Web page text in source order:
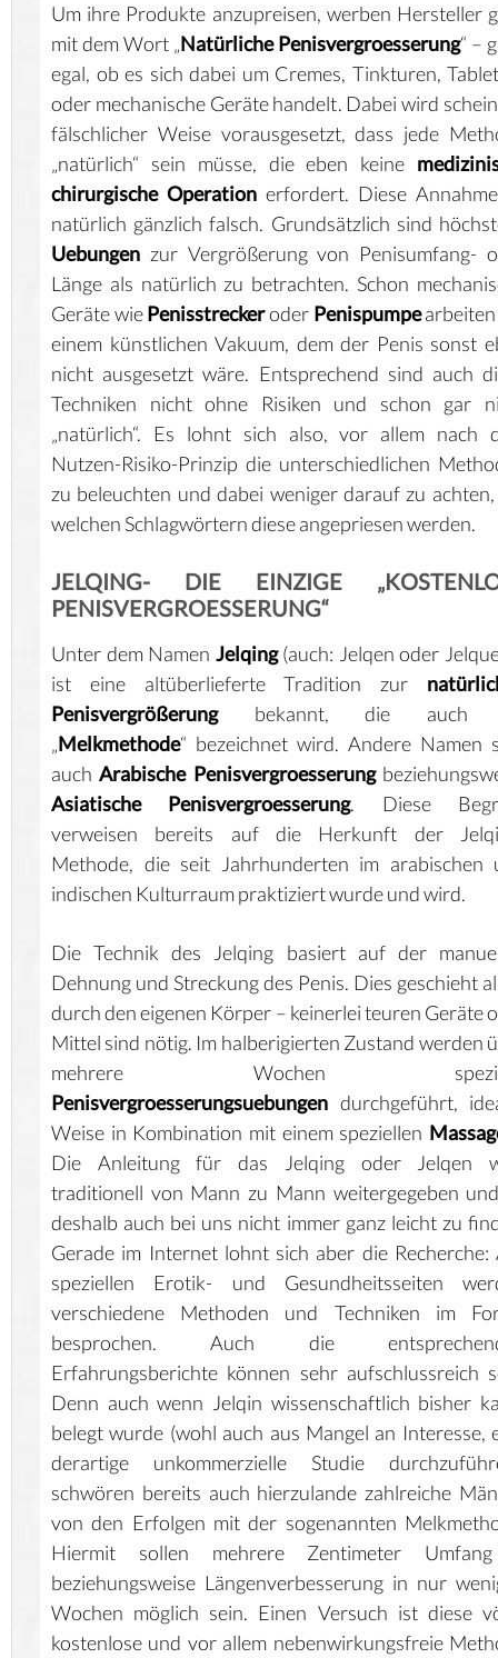
Um ihre Produkte anzupreisen, werben Hersteller
mit dem Wort „Natürliche Penisvergroesserung“ –
egal, ob es sich dabei um Cremes, Tinkturen,
oder mechanische Geräte handelt. Dabei wird
fälschlicher Weise vorausgesetzt, dass jede
„natürlich“ sein müsse, die eben keine
chirurgische Operation erfordert. Diese
natürlich gänzlich falsch. Grundsätzlich sind
Uebungen zur Vergrößerung von Penisumfang-
Länge als natürlich zu betrachten. Schon
Geräte wiePenisstreckeroder Penispumpe
einem künstlichen Vakuum, dem der Penis sonst
nicht ausgesetzt wäre. Entsprechend sind auch
Techniken nicht ohne Risiken und schon gar
„natürlich“. Es lohnt sich also, vor allem nach
Nutzen-Risiko-Prinzip die unterschiedlichen
zu beleuchten und dabei weniger darauf zu
welchen Schlagwörtern diese angepriesen werden.
JELQING- DIE EINZIGE
PENISVERGROESSERUNG“
Unter dem Namen Jelqing(auch: Jelqen oder
ist eine altüberlieferte Tradition zur
Penisvergrößerungbekannt, die auch
„Melkmethode“ bezeichnet wird. Andere Namen
auchArabische Penisvergroesserung
Asiatische Penisvergroesserung. Diese
verweisen bereits auf die Herkunft der
Methode, die seit Jahrhunderten im arabischen
indischen Kulturraum praktiziert wurde und wird.
Die Technik des Jelqing basiert auf der
Dehnung und Streckung des Penis. Dies geschieht
durch den eigenen Körper – keinerlei teuren Geräte
Mittel sind nötig. Im halberigierten Zustand werden
mehrere Wochen
Penisvergroesserungsuebungen durchgeführt,
Weise in Kombination mit einem speziellen
Die Anleitung für das Jelqing oder Jelqen
traditionell von Mann zu Mann weitergegeben
deshalb auch bei uns nicht immer ganz leicht zu
Gerade im Internet lohnt sich aber die Recherche:
speziellen Erotik- und Gesundheitsseiten
verschiedene Methoden und Techniken im
besprochen. Auch die
Erfahrungsberichte können sehr aufschlussreich
Denn auch wenn Jelqin wissenschaftlich bisher
belegt wurde (wohl auch aus Mangel an Interesse,
derartige unkommerzielle Studie
schwören bereits auch hierzulande zahlreiche
von den Erfolgen mit der sogenannten
Hiermit sollen mehrere Zentimeter
beziehungsweise Längenverbesserung in nur
Wochen möglich sein. Einen Versuch ist diese
kostenlose und vor allem nebenwirkungsfreie